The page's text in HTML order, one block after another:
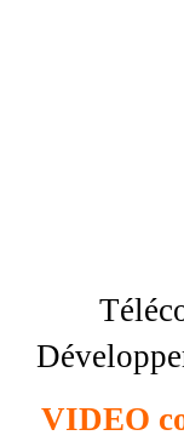
VIDEO